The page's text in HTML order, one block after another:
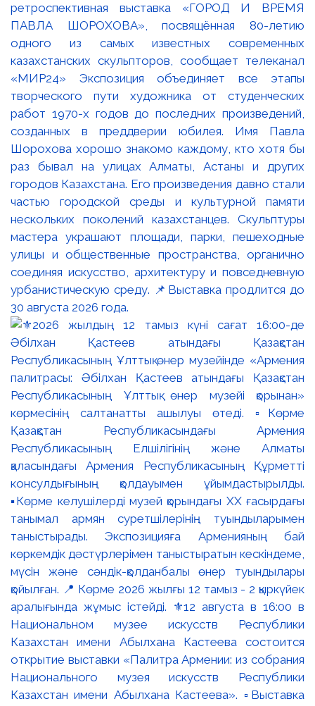
ретроспективная выставка «ГОРОД И ВРЕМЯ
ПАВЛА ШОРОХОВА», посвящённая 80-летию
одного из самых известных современных
казахстанских скульпторов, сообщает телеканал
«МИР24» Экспозиция объединяет все этапы
творческого пути художника от студенческих
работ 1970-х годов до последних произведений,
созданных в преддверии юбилея. Имя Павла
Шорохова хорошо знакомо каждому, кто хотя бы
раз бывал на улицах Алматы, Астаны и других
городов Казахстана. Его произведения давно стали
частью городской среды и культурной памяти
нескольких поколений казахстанцев. Скульптуры
мастера украшают площади, парки, пешеходные
улицы и общественные пространства, органично
соединяя искусство, архитектуру и повседневную
урбанистическую среду. 📌Выставка продлится до
30 августа 2026 года.